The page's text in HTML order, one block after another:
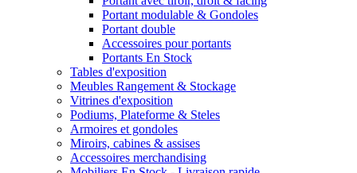
Portant modulable & Gondoles
Portant double
Accessoires pour portants
Portants En Stock
Tables d'exposition
Meubles Rangement & Stockage
Vitrines d'exposition
Podiums, Plateforme & Steles
Armoires et gondoles
Miroirs, cabines & assises
Accessoires merchandising